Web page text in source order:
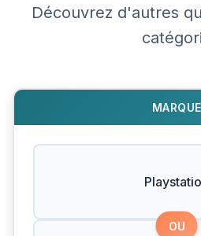
Découvrez d'autres
MARQUE
OU